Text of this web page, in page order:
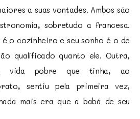
a suas vontades. Ambos são
sobretudo a francesa.
é o cozinheiro e seu sonho é o de
qualificado quanto ele. Outra,
vida pobre que tinha, ao
sentiu pela primeira vez,
mais era que a babá de seu